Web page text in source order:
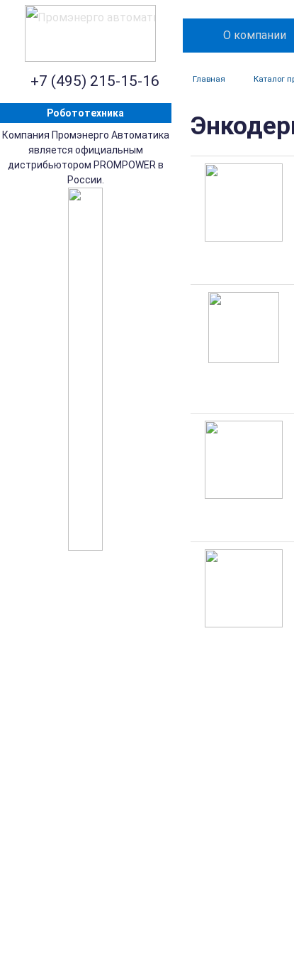
О компании
+7 (495) 215-15-16 Главная Каталог
Робототехника
Компания Промэнерго Автоматика
является официальным
дистрибьютором PROMPOWER в
России.